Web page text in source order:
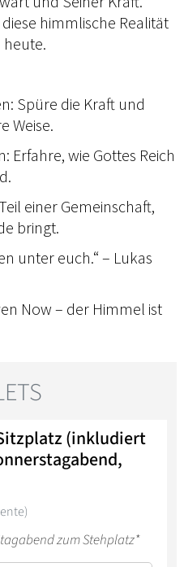
himmlische Realität
Spüre die Kraft und
Weise.
Erfahre, wie Gottes Reich
einer Gemeinschaft,
bringt.
unter euch.“ – Lukas
Now – der Himmel ist